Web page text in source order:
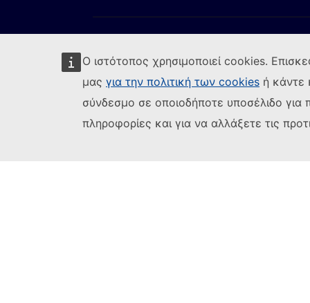
Ο ιστότοπος χρησιμοποιεί cookies.
μας για την πολιτική των cookies ή κάντε
σύνδεσμο σε οποιοδήποτε υποσέλιδο για
πληροφορίες και για να αλλάξετε τις
Ακολουθήστε την Ευρωπαϊκή Επιτροπή
Αναφορά τρωτού σημείου ΤΠ
Γλώσσες